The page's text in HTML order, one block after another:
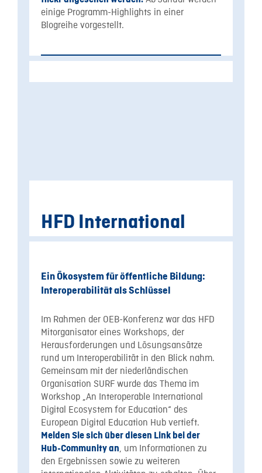
einige Programm-Highlights in einer
Blogreihe vorgestellt.
HFD International
Ein Ökosystem für öffentliche Bildung:
Interoperabilität als Schlüssel
Im Rahmen der OEB-Konferenz war das HFD
Mitorganisator eines Workshops, der
Herausforderungen und Lösungsansätze
rund um Interoperabilität in den Blick nahm.
Gemeinsam mit der niederländischen
Organisation SURF wurde das Thema im
Workshop „An Interoperable International
Digital Ecosystem for Education“ des
European Digital Education Hub vertieft.
Melden Sie sich über diesen Link bei der
Hub-Community an, um Informationen zu
den Ergebnissen sowie zu weiteren